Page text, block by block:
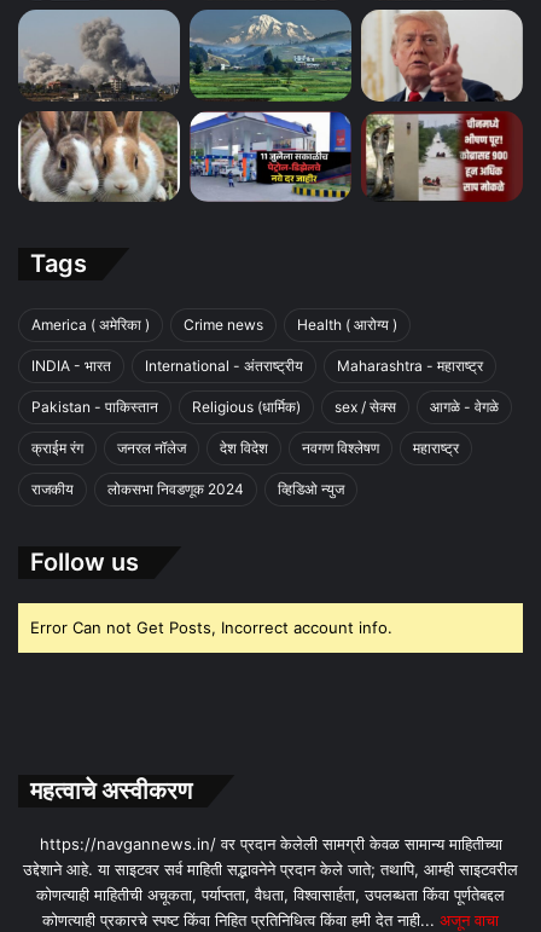
Tags
America ( अमेरिका ) Crime news Health ( आरोग्य )
INDIA - भारत International - अंतराष्ट्रीय Maharashtra - महाराष्ट्र
Pakistan - पाकिस्तान Religious (धार्मिक) sex / सेक्स आगळे - वेगळे
क्राईम रंग जनरल नॉलेज देश विदेश नवगण विश्लेषण महाराष्ट्र
राजकीय लोकसभा निवडणूक 2024 व्हिडिओ न्युज
Follow us
Error Can not Get Posts, Incorrect account info.
महत्वाचे अस्वीकरण
https://navgannews.in/ वर प्रदान केलेली सामग्री केवळ सामान्य माहितीच्या
उद्देशाने आहे. या साइटवर सर्व माहिती सद्भावनेने प्रदान केले जाते; तथापि, आम्ही साइटवरील
कोणत्याही माहितीची अचूकता, पर्याप्तता, वैधता, विश्वासार्हता, उपलब्धता किंवा पूर्णतेबद्दल
कोणत्याही प्रकारचे स्पष्ट किंवा निहित प्रतिनिधित्व किंवा हमी देत ​​नाही... अजून वाचा